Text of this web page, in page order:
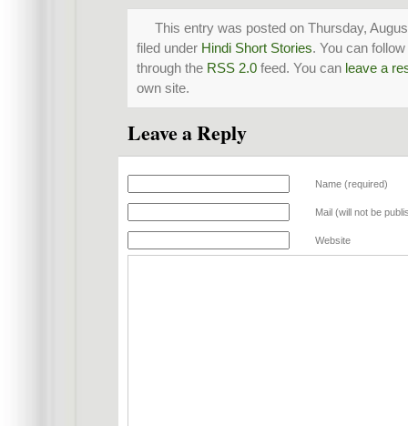
This entry was posted on Thursday,
filed under Hindi Short Stories. You can
through the RSS 2.0 feed. You can leave a
own site.
Leave a Reply
Name (required)
Mail (will not be
Website